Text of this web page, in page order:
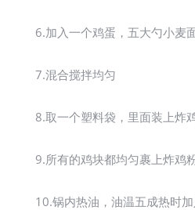
6.加入一个鸡蛋，五大勺小麦
7.混合搅拌均匀
8.取一个塑料袋，里面装上炸
9.所有的鸡块都均匀裹上炸鸡
10.锅内热油，油温五成热时加